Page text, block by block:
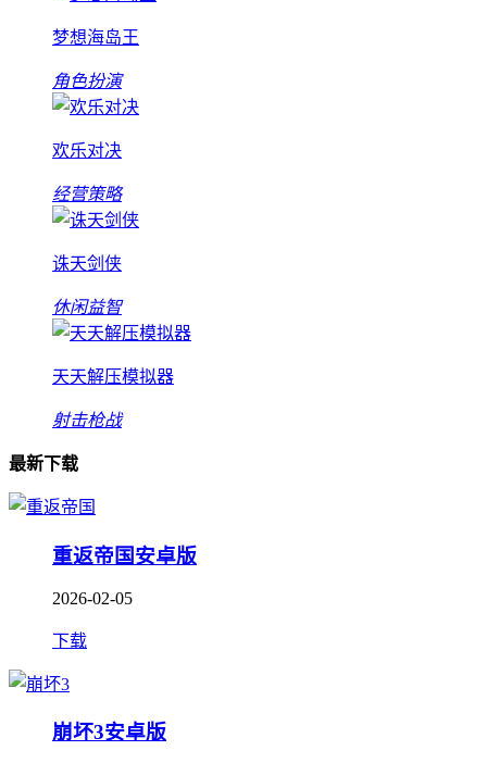
梦想海岛王
角色扮演
欢乐对决
经营策略
诛天剑侠
休闲益智
天天解压模拟器
射击枪战
最新下载
重返帝国安卓版
2026-02-05
下载
崩坏3安卓版